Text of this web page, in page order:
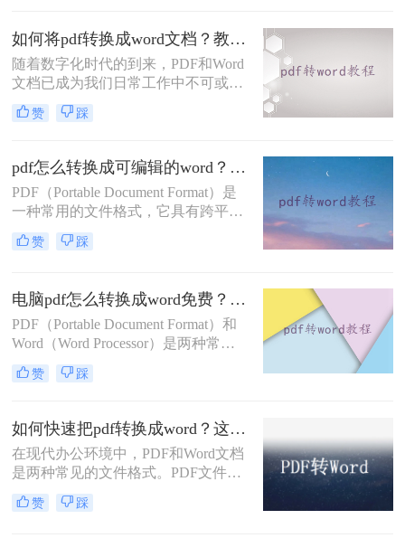
档，然后在Word中编辑。那么有没有
好用的pdf转word可推荐呢？当然是有
的，下面一起来看看吧。
如何将pdf转换成word文档？教你4个方法！
随着数字化时代的到来，PDF和Word
文档已成为我们日常工作中不可或缺
的工具。有时，我们需要将PDF文件
的内容编辑和整理到Word文档中。本
档，并分享一些技巧，以帮助您更高
效地完成这项任务。
赞 踩
pdf怎么转换成可编辑的word？分享3种简单方法！
PDF（Portable Document Format）是
一种常用的文件格式，它具有跨平
台、可打印和易于阅读的特点。然
而，有时我们需要对PDF文件进行编
PDF文件转换为可编辑的Word文件。
下面将介绍pdf怎么转换成可编辑的
word方法。
赞 踩
电脑pdf怎么转换成word免费？试试这三个方法！
PDF（Portable Document Format）和
Word（Word Processor）是两种常见
的文件格式，各有其优缺点。PDF是
一种保护格式的文件，不可编辑；而
此，有时我们需要将PDF文件转换为
Word文件，以便进行编辑和修改。下
面将介绍几种电脑pdf怎么转换成word
免费方法。
赞 踩
如何快速把pdf转换成word？这二个方法让你快速操作！
在现代办公环境中，PDF和Word文档
是两种常见的文件格式。PDF文件具
有跨平台兼容性和不可编辑性，而
Word文档则更易于编辑和格式化。因
赞 踩